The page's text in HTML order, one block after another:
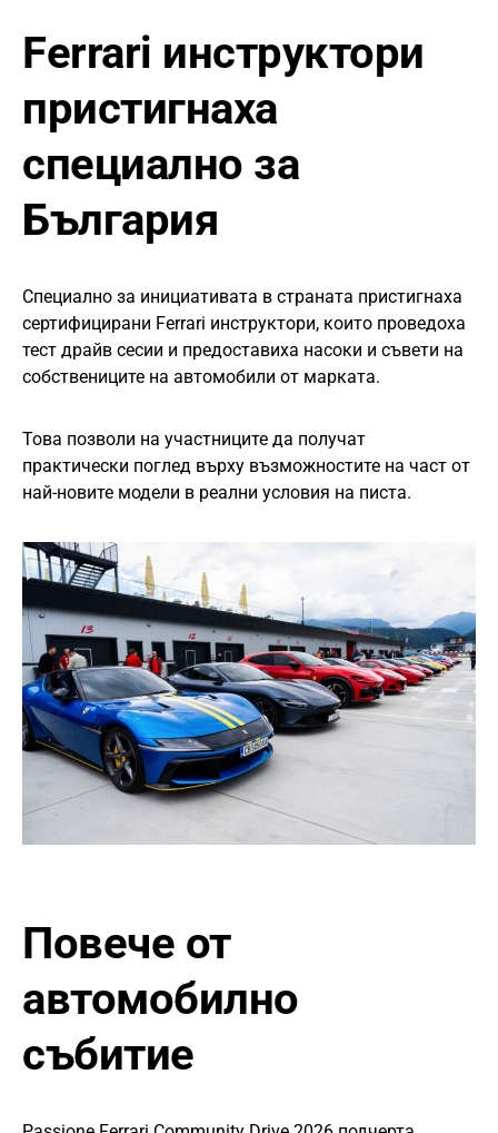
Ferrari инструктори
пристигнаха
специално за
България
Специално за инициативата в страната пристигнаха
сертифицирани Ferrari инструктори, които проведоха
тест драйв сесии и предоставиха насоки и съвети на
собствениците на автомобили от марката.
Това позволи на участниците да получат
практически поглед върху възможностите на част от
най-новите модели в реални условия на писта.
Повече от
автомобилно
събитие